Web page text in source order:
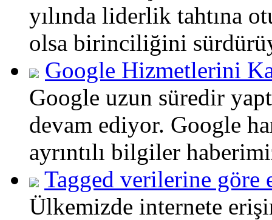
yılında liderlik tahtına
olsa birinciliğini
Google Hizmetlerini
Google uzun süredir
devam ediyor. Google
ayrıntılı bilgiler
Tagged verilerine göre
Ülkemizde internete